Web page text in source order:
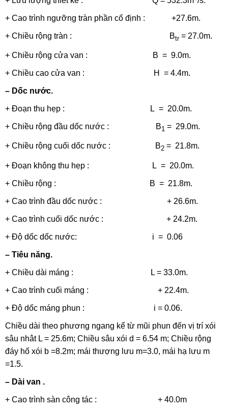
+ Cao trình ngưỡng tràn phần cố định : +27.6m.
+ Chiều rộng tràn : Btr= 27.0m.
+ Chiều rộng cửa van : B = 9.0m.
+ Chiều cao cửa van : H = 4.4m.
– Dốc nước.
+ Đoạn thu hẹp : L = 20.0m.
+ Chiều rộng đầu dốc nước : B1 = 29.0m.
+ Chiều rộng cuối dốc nước : B2= 21.8m.
+ Đoạn không thu hẹp : L = 20.0m.
+ Chiều rộng : B = 21.8m.
+ Cao trình đầu dốc nước : + 26.6m.
+ Cao trình cuối dốc nước : + 24.2m.
+ Độ dốc dốc nước: i = 0.06
– Tiêu năng.
+ Chiều dài máng : L = 33.0m.
+ Cao trình cuối máng : + 22.4m.
+ Độ dốc máng phun : i = 0.06.
Chiều dài theo phương ngang kể từ mũi phun đến vị trí xói
sâu nhât L = 25.6m; Chiều sâu xói d = 6.54 m; Chiều rộng
đáy hố xói b =8.2m; mái thượng lưu m=3.0, mái hạ lưu m
=1.5.
– Dài van .
+ Cao trình sàn công tác : + 40.0m